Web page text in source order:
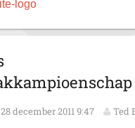
28 december 2011 9:47 Ted